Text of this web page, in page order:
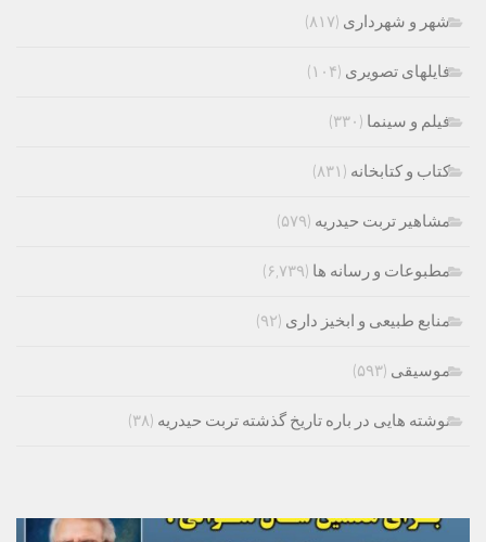
شهر و شهرداری (۸۱۷)
فایلهای تصویری (۱۰۴)
فیلم و سینما (۳۳۰)
کتاب و کتابخانه (۸۳۱)
مشاهیر تربت حیدریه (۵۷۹)
مطبوعات و رسانه ها (۶,۷۳۹)
منابع طبیعی و ابخیز داری (۹۲)
موسیقی (۵۹۳)
نوشته هایی در باره تاریخ گذشته تربت حیدریه (۳۸)